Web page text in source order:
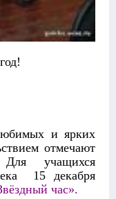
и ярких
отмечают
учащихся
15 декабря
час».